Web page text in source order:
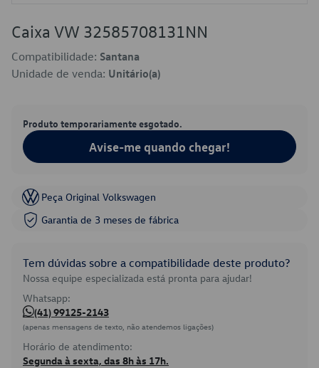
Caixa VW 32585708131NN
Compatibilidade: Santana
Unidade de venda: Unitário(a)
Produto temporariamente esgotado.
Avise-me quando chegar!
Peça Original Volkswagen
Garantia de 3 meses de fábrica
Tem dúvidas sobre a compatibilidade deste produto?
Nossa equipe especializada está pronta para ajudar!
Whatsapp:
(41) 99125-2143
(apenas mensagens de texto, não atendemos ligações)
Horário de atendimento:
Segunda à sexta, das 8h às 17h.